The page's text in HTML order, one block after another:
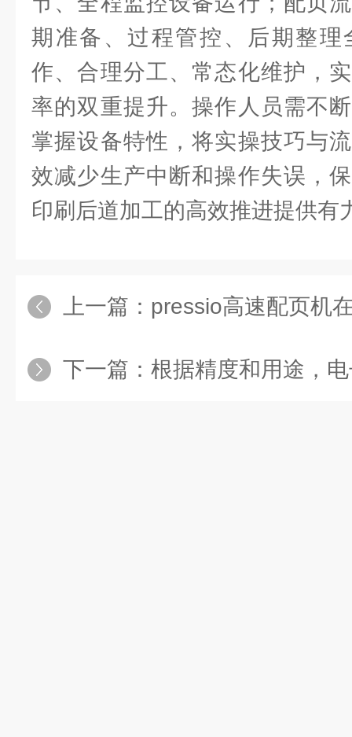
期准备、过程管控、后期整理
作、合理分工、常态化维护，
率的双重提升。操作人员需不
掌握设备特性，将实操技巧与
效减少生产中断和操作失误，
印刷后道加工的高效推进提供有
上一篇： pressio高速配页机在商业印刷、
下一篇： 根据精度和用途，电子